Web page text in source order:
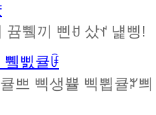
쀜끼 삔ꀀ 샀ꀈ 냹삥!
쀜삜큘ꀰ
쁘 삑생쁄 삑쀱큘ꃠ